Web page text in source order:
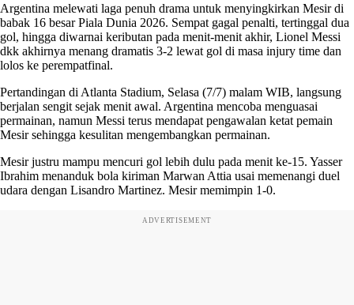
Argentina melewati laga penuh drama untuk menyingkirkan Mesir di
babak 16 besar Piala Dunia 2026. Sempat gagal penalti, tertinggal dua
gol, hingga diwarnai keributan pada menit-menit akhir, Lionel Messi
dkk akhirnya menang dramatis 3-2 lewat gol di masa injury time dan
lolos ke perempatfinal.
Pertandingan di Atlanta Stadium, Selasa (7/7) malam WIB, langsung
berjalan sengit sejak menit awal. Argentina mencoba menguasai
permainan, namun Messi terus mendapat pengawalan ketat pemain
Mesir sehingga kesulitan mengembangkan permainan.
Mesir justru mampu mencuri gol lebih dulu pada menit ke-15. Yasser
Ibrahim menanduk bola kiriman Marwan Attia usai memenangi duel
udara dengan Lisandro Martinez. Mesir memimpin 1-0.
ADVERTISEMENT